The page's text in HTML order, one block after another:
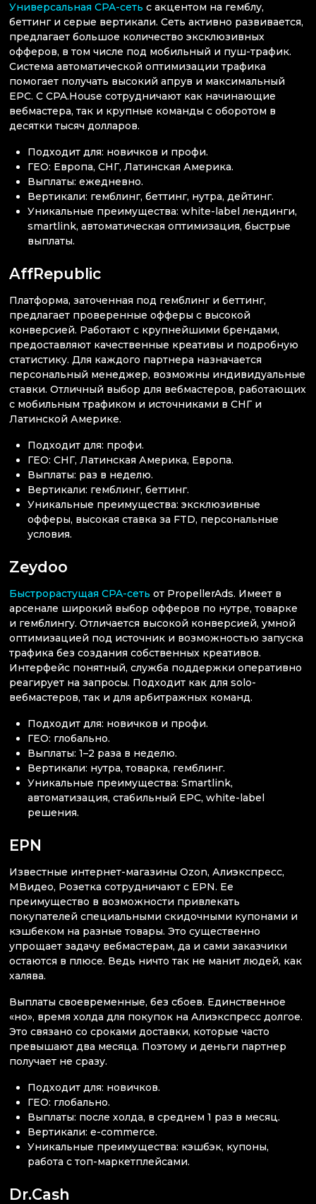
Универсальная CPA-сеть с акцентом на гемблу,
беттинг и серые вертикали. Сеть активно развивается,
предлагает большое количество эксклюзивных
офферов, в том числе под мобильный и пуш-трафик.
Система автоматической оптимизации трафика
помогает получать высокий апрув и максимальный
EPC. С CPA.House сотрудничают как начинающие
вебмастера, так и крупные команды с оборотом в
десятки тысяч долларов.
Подходит для: новичков и профи.
ГЕО: Европа, СНГ, Латинская Америка.
Выплаты: ежедневно.
Вертикали: гемблинг, беттинг, нутра, дейтинг.
Уникальные преимущества: white-label лендинги,
smartlink, автоматическая оптимизация, быстрые
выплаты.
AffRepublic
Платформа, заточенная под гемблинг и беттинг,
предлагает проверенные офферы с высокой
конверсией. Работают с крупнейшими брендами,
предоставляют качественные креативы и подробную
статистику. Для каждого партнера назначается
персональный менеджер, возможны индивидуальные
ставки. Отличный выбор для вебмастеров, работающих
с мобильным трафиком и источниками в СНГ и
Латинской Америке.
Подходит для: профи.
ГЕО: СНГ, Латинская Америка, Европа.
Выплаты: раз в неделю.
Вертикали: гемблинг, беттинг.
Уникальные преимущества: эксклюзивные
офферы, высокая ставка за FTD, персональные
условия.
Zeydoo
Быстрорастущая CPA-сеть от PropellerAds. Имеет в
арсенале широкий выбор офферов по нутре, товарке
и гемблингу. Отличается высокой конверсией, умной
оптимизацией под источник и возможностью запуска
трафика без создания собственных креативов.
Интерфейс понятный, служба поддержки оперативно
реагирует на запросы. Подходит как для solo-
вебмастеров, так и для арбитражных команд.
Подходит для: новичков и профи.
ГЕО: глобально.
Выплаты: 1–2 раза в неделю.
Вертикали: нутра, товарка, гемблинг.
Уникальные преимущества: Smartlink,
автоматизация, стабильный EPC, white-label
решения.
EPN
Известные интернет-магазины Ozon, Алиэкспресс,
МВидео, Розетка сотрудничают с EPN. Ее
преимущество в возможности привлекать
покупателей специальными скидочными купонами и
кэшбеком на разные товары. Это существенно
упрощает задачу вебмастерам, да и сами заказчики
остаются в плюсе. Ведь ничто так не манит людей, как
халява.
Выплаты своевременные, без сбоев. Единственное
«но», время холда для покупок на Алиэкспресс долгое.
Это связано со сроками доставки, которые часто
превышают два месяца. Поэтому и деньги партнер
получает не сразу.
Подходит для: новичков.
ГЕО: глобально.
Выплаты: после холда, в среднем 1 раз в месяц.
Вертикали: e-commerce.
Уникальные преимущества: кэшбэк, купоны,
работа с топ-маркетплейсами.
Dr.Cash